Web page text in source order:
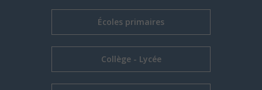
Écoles primaires
Collège - Lycée